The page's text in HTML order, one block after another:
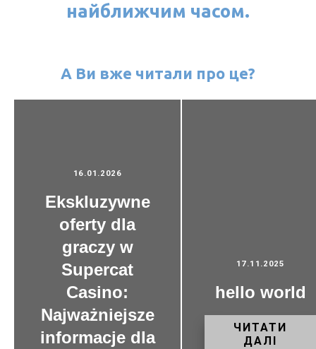
найближчим часом.
А Ви вже читали про це?
16.01.2026
Ekskluzywne
oferty dla
graczy w
Supercat
Casino:
Najważniejsze
informacje dla
17.11.2025
hello world
ЧИТАТИ
ДАЛІ